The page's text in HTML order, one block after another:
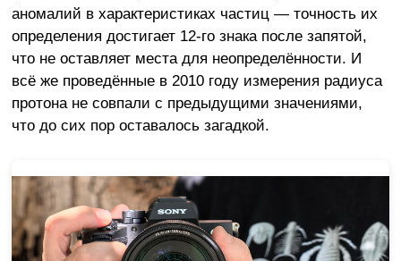
аномалий в характеристиках частиц — точность их
определения достигает 12-го знака после запятой,
что не оставляет места для неопределённости. И
всё же проведённые в 2010 году измерения радиуса
протона не совпали с предыдущими значениями,
что до сих пор оставалось загадкой.